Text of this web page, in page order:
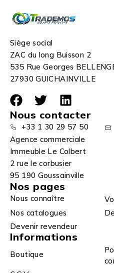
Siège social
ZAC du long Buisson 2
535 Rue Georges
27930 GUICHAINVILLE
Nous contacter
+33 1 30 29 57 50
Agence commerciale
Immeuble Le Colbert
2 rue le corbusier
95 190 Goussainville
Nos pages
Nous connaître
Nos catalogues
Devenir revendeur
Informations
Boutique